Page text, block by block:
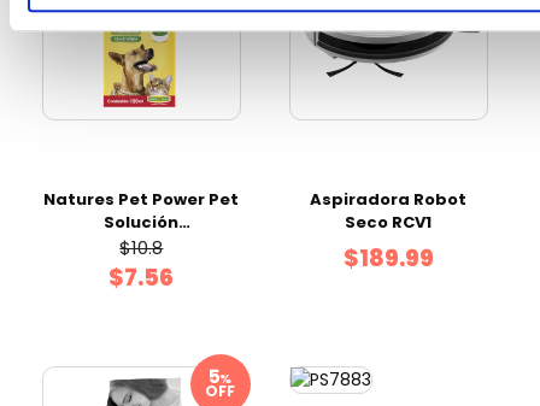
Natures Pet Power Pet
Solución
Multivitamínica
Frasco 120 ml
$10.8
$7.56
Aspiradora Robot
Seco RCV1
$189.99
%
OFF